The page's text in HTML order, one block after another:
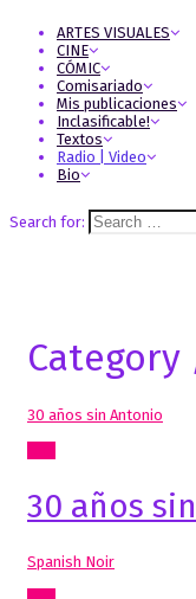
ARTES VISUALES
CINE
CÓMIC
Comisariado
Mis publicaciones
Inclasificable!
Textos
Radio | Video
Bio
Search for:
Category
30 años sin Antonio
30 años
Spanish Noir